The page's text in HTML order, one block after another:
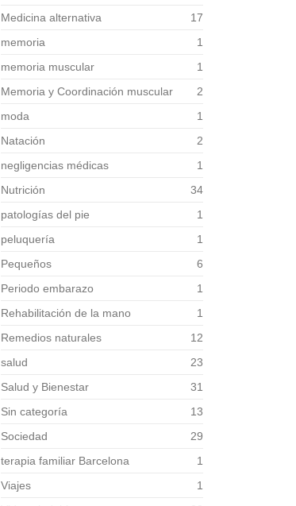
Medicina alternativa
17
memoria
1
memoria muscular
1
Memoria y Coordinación muscular
2
moda
1
Natación
2
negligencias médicas
1
Nutrición
34
patologías del pie
1
peluquería
1
Pequeños
6
Periodo embarazo
1
Rehabilitación de la mano
1
Remedios naturales
12
salud
23
Salud y Bienestar
31
Sin categoría
13
Sociedad
29
terapia familiar Barcelona
1
Viajes
1